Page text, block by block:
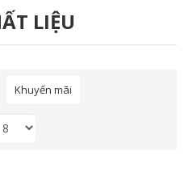
LIỆU
Khuyến mãi